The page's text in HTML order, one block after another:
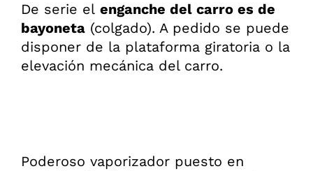
De serie el enganche del carro es de
bayoneta(colgado). A pedido se puede
disponer de la plataforma giratoria o la
elevación mecánica del carro.
Poderoso vaporizador puesto en